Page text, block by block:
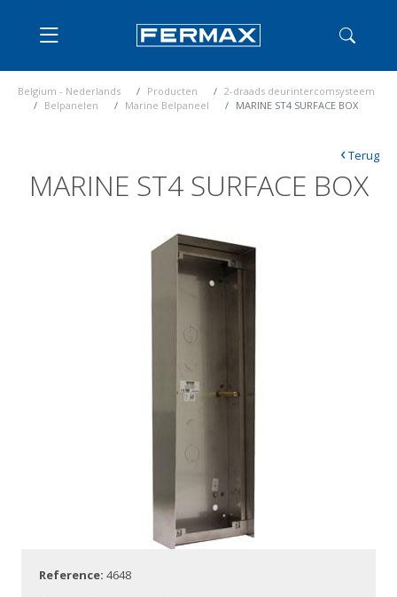
Belgium - Nederlands Producten
2-draads deurintercomsysteem
Belpanelen
Marine Belpaneel MARINE ST4 SURFACE BOX
MARINE ST4 SURFACE BOX
‹Terug
Reference: 4648